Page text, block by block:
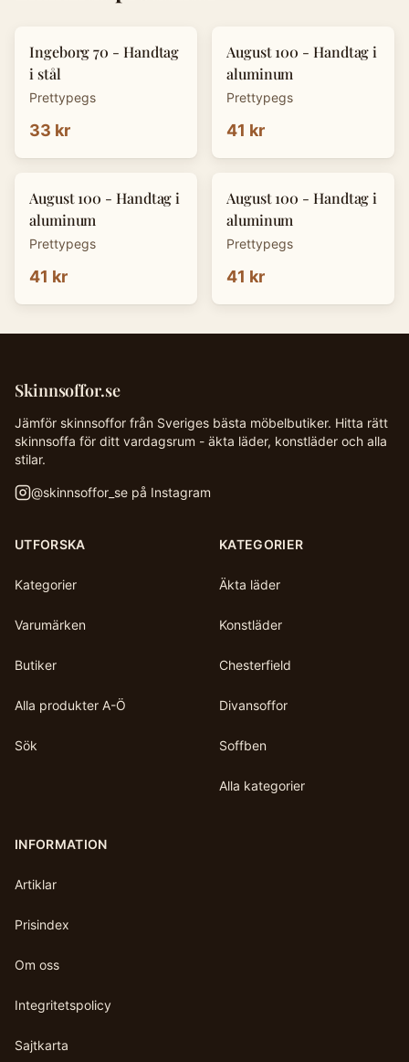
Ingeborg 70 - Handtag
i stål
Prettypegs
33 kr
August 100 - Handtag i
aluminum
Prettypegs
41 kr
August 100 - Handtag i
aluminum
Prettypegs
41 kr
August 100 - Handtag i
aluminum
Prettypegs
41 kr
Skinnsoffor.se
Jämför skinnsoffor från Sveriges bästa möbelbutiker. Hitta rätt
skinnsoffa för ditt vardagsrum - äkta läder, konstläder och alla
stilar.
@skinnsoffor_se på Instagram
UTFORSKA
Kategorier
Varumärken
Butiker
Alla produkter A-Ö
Sök
KATEGORIER
Äkta läder
Konstläder
Chesterfield
Divansoffor
Soffben
Alla kategorier
INFORMATION
Artiklar
Prisindex
Om oss
Integritetspolicy
Sajtkarta